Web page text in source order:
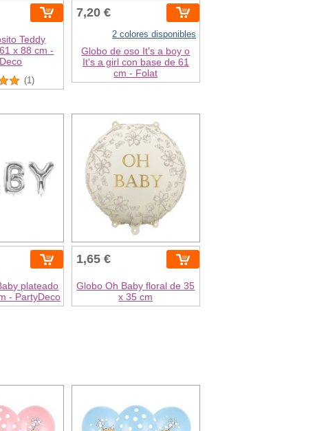
Teddy
x 88 cm -
(1)
7,20 €
2 colores disponibles
Globo de oso It's a boy o
It's a girl con base de 61
cm - Folat
plateado
- PartyDeco
1,65 €
Globo Oh Baby floral de 35
x 35 cm